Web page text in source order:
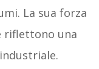
La sua forza
riflettono una